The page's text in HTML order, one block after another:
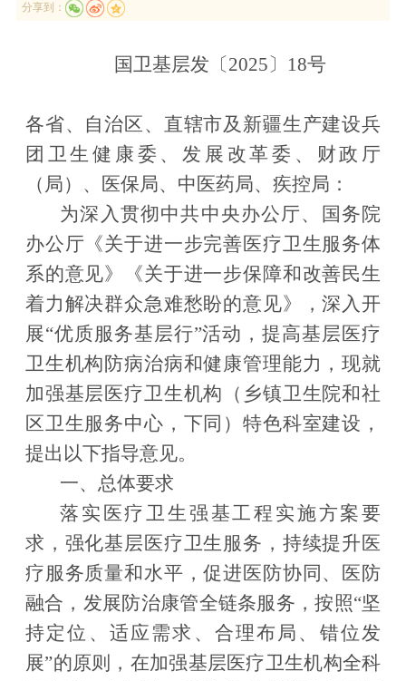
分享到：
国卫基层发〔2025〕 18号
各省、自治区、直辖市及新疆生产建设兵
团卫生健康委、发展改革委、财政厅
（局）、医保局、中医药局、疾控局：
为深入贯彻中共中央办公厅、国务院
办公厅《关于进一步完善医疗卫生服务体
系的意见》《关于进一步保障和改善民生
着力解决群众急难愁盼的意见》，深入开
展“优质服务基层行”活动，提高基层医疗
卫生机构防病治病和健康管理能力，现就
加强基层医疗卫生机构（乡镇卫生院和社
区卫生服务中心，下同）特色科室建设，
提出以下指导意见。
一、总体要求
落实医疗卫生强基工程实施方案要
求，强化基层医疗卫生服务，持续提升医
疗服务质量和水平，促进医防协同、医防
融合，发展防治康管全链条服务，按照“坚
持定位、适应需求、合理布局、错位发
展”的原则，在加强基层医疗卫生机构全科